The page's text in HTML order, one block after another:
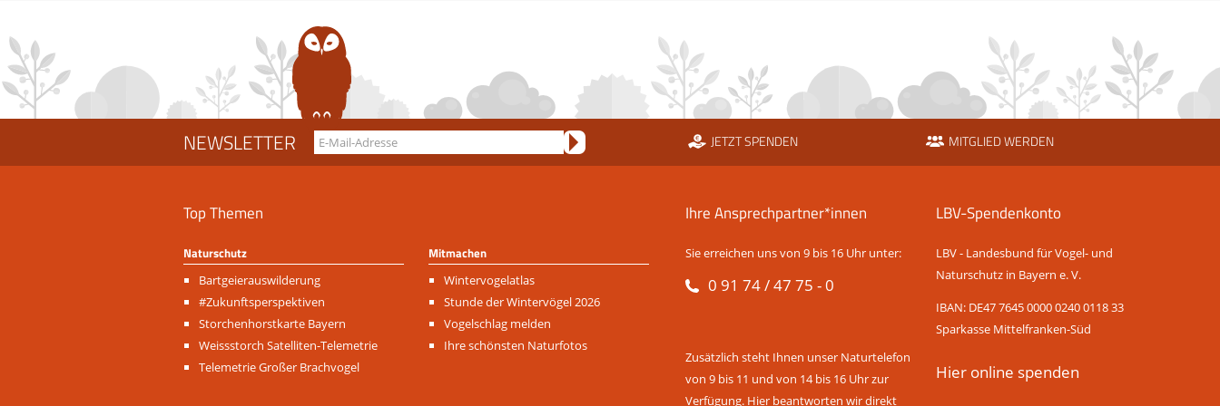
NEWSLETTER JETZT SPENDEN MITGLIED WERDEN
Top Themen
Naturschutz
Navigation
überspringen
Bartgeierauswilderung
#Zukunftsperspektiven
Storchenhorstkarte Bayern
Weissstorch Satelliten-Telemetrie
Telemetrie Großer Brachvogel
Mitmachen
Navigation
überspringen
Wintervogelatlas
Stunde der Wintervögel 2026
Vogelschlag melden
Ihre schönsten Naturfotos
Ihre Ansprechpartner*innen
Sie erreichen uns von 9 bis 16 Uhr unter:
0 91 74 / 47 75 - 0
Zusätzlich steht Ihnen unser Naturtelefon
von 9 bis 11 und von 14 bis 16 Uhr zur
Verfügung. Hier beantworten wir direkt
LBV-Spendenkonto
LBV - Landesbund für Vogel- und
Naturschutz in Bayern e. V.
IBAN: DE47 7645 0000 0240 0118 33
Sparkasse Mittelfranken-Süd
Hier online spenden